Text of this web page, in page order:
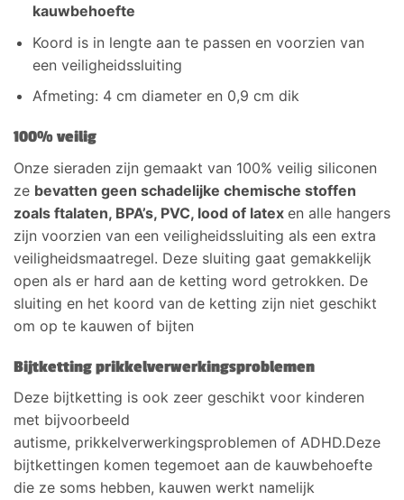
kauwbehoefte
Koord is in lengte aan te passen en voorzien van
een veiligheidssluiting
Afmeting: 4 cm diameter en 0,9 cm dik
100% veilig
Onze sieraden zijn gemaakt van 100% veilig siliconen
ze bevatten geen schadelijke chemische stoffen
zoals ftalaten, BPA’s, PVC, lood of latex en alle hangers
zijn voorzien van een veiligheidssluiting als een extra
veiligheidsmaatregel. Deze sluiting gaat gemakkelijk
open als er hard aan de ketting word getrokken. De
sluiting en het koord van de ketting zijn niet geschikt
om op te kauwen of bijten
Bijtketting prikkelverwerkingsproblemen
Deze bijtketting is ook zeer geschikt voor kinderen
met bijvoorbeeld
autisme, prikkelverwerkingsproblemen of ADHD.Deze
bijtkettingen komen tegemoet aan de kauwbehoefte
die ze soms hebben, kauwen werkt namelijk